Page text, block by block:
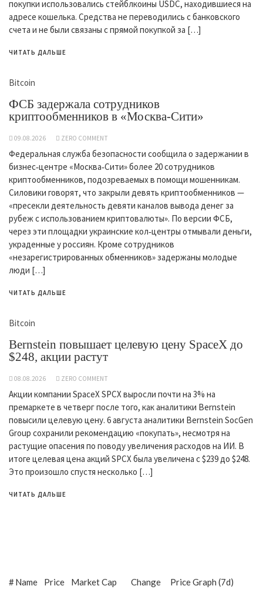
покупки использовались стейблкоины USDC, находившиеся на
адресе кошелька. Средства не переводились с банковского
счета и не были связаны с прямой покупкой за […]
ЧИТАТЬ ДАЛЬШЕ
Bitcoin
ФСБ задержала сотрудников
криптообменников в «Москва-Сити»
09.08.2026 ZERO COMMENT
Федеральная служба безопасности сообщила о задержании в
бизнес‑центре «Москва‑Сити» более 20 сотрудников
криптообменников, подозреваемых в помощи мошенникам.
Силовики говорят, что закрыли девять криптообменников —
«пресекли деятельность девяти каналов вывода денег за
рубеж с использованием криптовалюты». По версии ФСБ,
через эти площадки украинские кол‑центры отмывали деньги,
украденные у россиян. Кроме сотрудников
«незарегистрированных обменников» задержаны молодые
люди […]
ЧИТАТЬ ДАЛЬШЕ
Bitcoin
Bernstein повышает целевую цену SpaceX до
$248, акции растут
08.08.2026 ZERO COMMENT
Акции компании SpaceX SPCX выросли почти на 3% на
премаркете в четверг после того, как аналитики Bernstein
повысили целевую цену. 6 августа аналитики Bernstein SocGen
Group сохранили рекомендацию «покупать», несмотря на
растущие опасения по поводу увеличения расходов на ИИ. В
итоге целевая цена акций SPCX была увеличена с $239 до $248.
Это произошло спустя несколько […]
ЧИТАТЬ ДАЛЬШЕ
#Name Price Market Cap Change Price Graph (7d)